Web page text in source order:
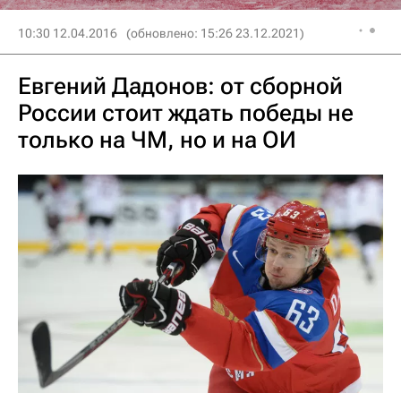
10:30 12.04.2016 (обновлено: 15:26 23.12.2021)
Евгений Дадонов: от сборной
России стоит ждать победы не
только на ЧМ, но и на ОИ